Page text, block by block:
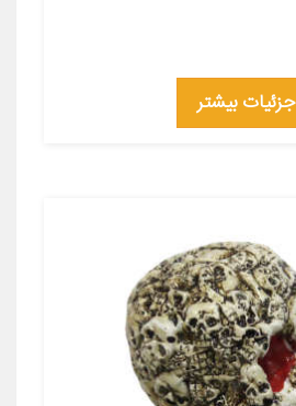
جزئیات بیشتر